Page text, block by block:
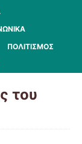
ΠΟΛΙΤΙΣΜΌΣ
του